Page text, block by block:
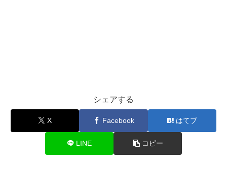
シェアする
X Facebook はてブ
LINE コピー